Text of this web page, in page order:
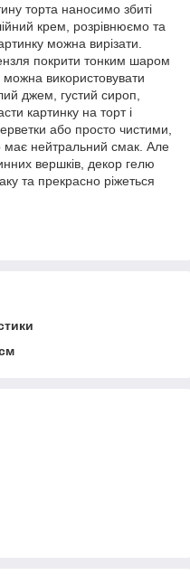
торта наносимо збиті
крем, розрівнюємо та
можна вирізати.
покрити тонким шаром
використовувати
джем, густий сироп,
картинку на торт і
або просто чистими,
нейтральний смак. Але
вершків, декор гелю
та прекрасно ріжеться